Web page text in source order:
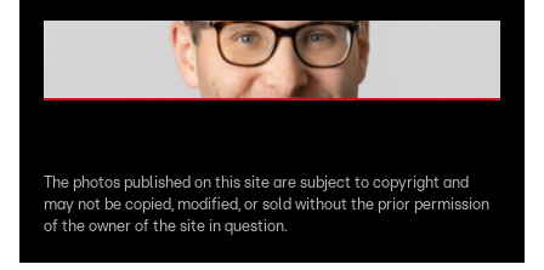
The photos published on this site are subject to copyright and
may not be copied, modified, or sold without the prior permission
of the owner of the site in question.